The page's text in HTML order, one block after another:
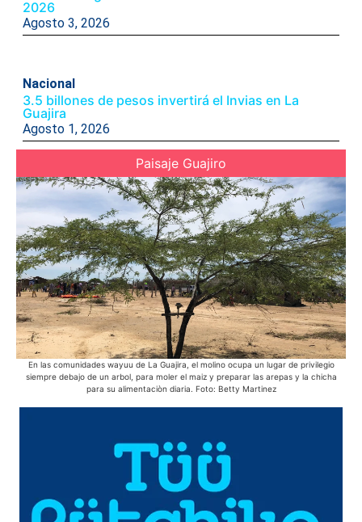
2026
Agosto 3, 2026
Nacional
3.5 billones de pesos invertirá el Invias en La
Guajira
Agosto 1, 2026
Paisaje Guajiro
En las comunidades wayuu de La Guajira, el molino ocupa un lugar de privilegio
siempre debajo de un arbol, para moler el maiz y preparar las arepas y la chicha
para su alimentaciòn diaria. Foto: Betty Martinez